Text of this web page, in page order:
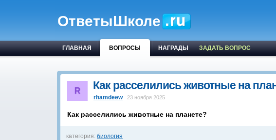
ОтветыШколе
ГЛАВНАЯ ВОПРОСЫ НАГРАДЫ ЗАДАТЬ ВОПРОС
Как расселились животные на
rhamdeew 23 ноября 2025
Как расселились животные на планете?
категория: биология